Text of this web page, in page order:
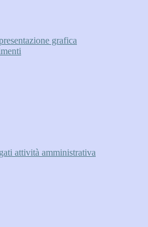
grafica
attività amministrativa